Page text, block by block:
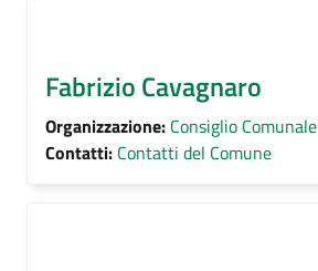
Fabrizio Cavagnaro
Organizzazione: Consiglio Comunale
Contatti: Contatti del Comune